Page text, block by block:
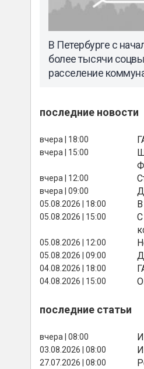
В Петербурге с
более тысячи
расселение
последние новости
вчера | 18:00
вчера | 15:00
вчера | 12:00
вчера | 09:00
05.08.2026 | 18:00
05.08.2026 | 15:00
05.08.2026 | 12:00
05.08.2026 | 09:00
04.08.2026 | 18:00
04.08.2026 | 15:00
последние статьи
вчера | 08:00
03.08.2026 | 08:00
27.07.2026 | 08:00